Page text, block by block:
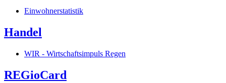
Einwohnerstatistik
Handel
WIR - Wirtschaftsimpuls Regen
REGioCard